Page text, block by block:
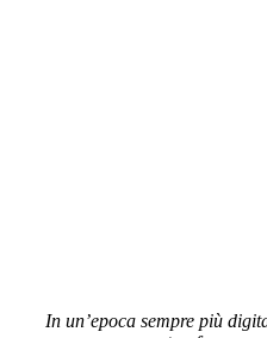
In un’epoca sempre più